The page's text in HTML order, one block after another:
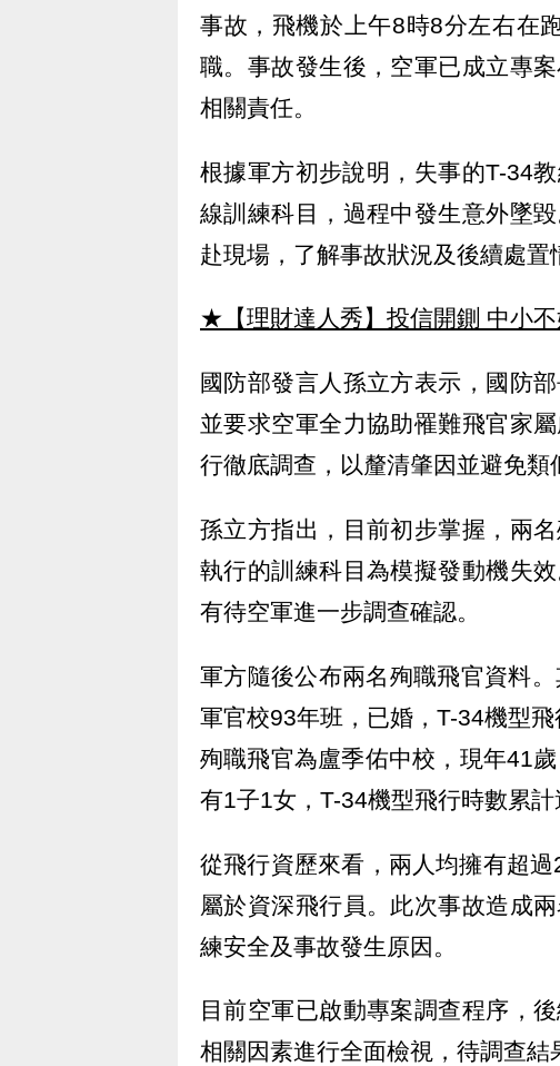
事故，飛機於上午8時8分左右在
職。事故發生後，空軍已成立專
相關責任。
根據軍方初步說明，失事的T-34
線訓練科目，過程中發生意外墜
赴現場，了解事故狀況及後續處置
★【理財達人秀】投信開鍘 中小
國防部發言人孫立方表示，國防
並要求空軍全力協助罹難飛官家
行徹底調查，以釐清肇因並避免類
孫立方指出，目前初步掌握，兩
執行的訓練科目為模擬發動機失
有待空軍進一步調查確認。
軍方隨後公布兩名殉職飛官資料
軍官校93年班，已婚，T-34機型
殉職飛官為盧季佑中校，現年41
有1子1女，T-34機型飛行時數累計
從飛行資歷來看，兩人均擁有超
屬於資深飛行員。此次事故造成
練安全及事故發生原因。
目前空軍已啟動專案調查程序，
相關因素進行全面檢視，待調查結